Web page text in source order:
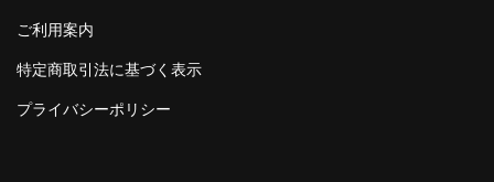
ご利用案内
特定商取引法に基づく表示
プライバシーポリシー